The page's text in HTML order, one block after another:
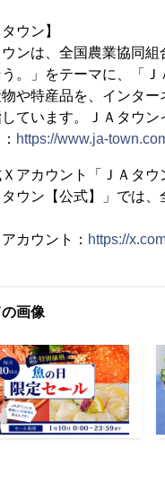
ウン】
ウンは、全国農業協同
。」をテーマに、「
や特産品を、インタ
ています。ＪＡタウン
https://www.ja-
Ｘアカウント「ＪＡタウ
タウン【公式】」では
カウント： https://
画像